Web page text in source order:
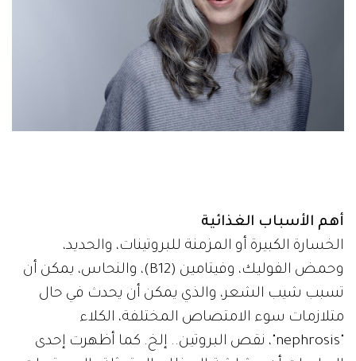
أهم الأسباب الغذائية
الخسارة الكبيرة أو المزمنة للبروتينات، والحديد،
وحمض الفوليك، وفيتامين (B12)، والنحاس، يمكن أن
تسبب شيب الشعر، والذي يمكن أن يحدث في حال
متلازمات سوء الامتصاص المختلفة، الكلاء
"nephrosis"، نقص البروتين.. إلخ. كما أظهرت إحدى